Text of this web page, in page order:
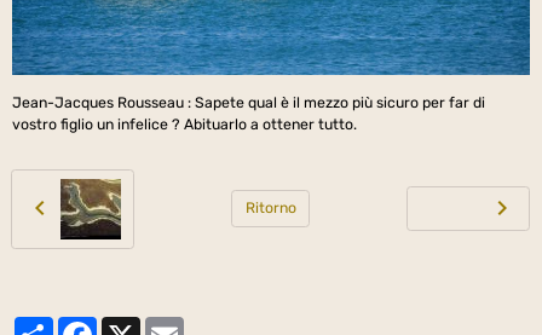
Jean-Jacques Rousseau : Sapete qual è il mezzo più sicuro per far di
vostro figlio un infelice ? Abituarlo a ottener tutto.
Ritorno
PartagerFacebook
X